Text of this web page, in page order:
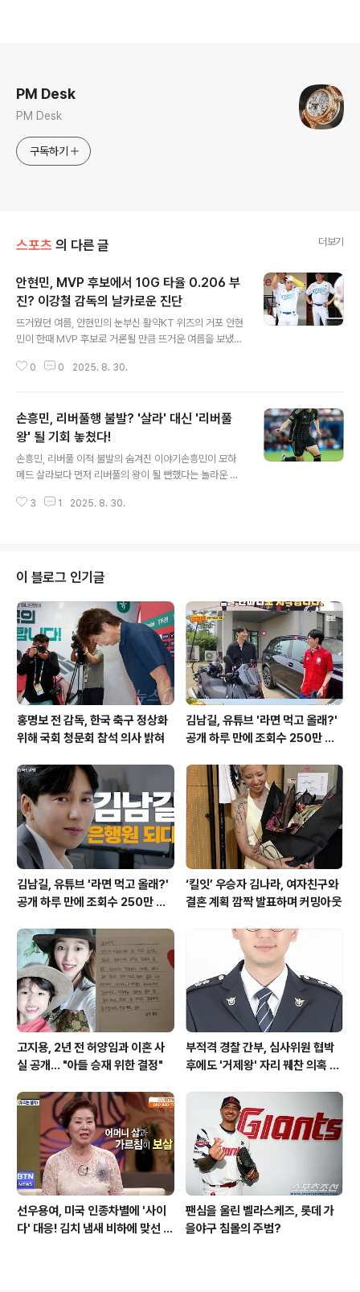
PM Desk
PM Desk
구독하기
스포츠 의 다른 글 더보기
안현민, MVP 후보에서 10G 타율 0.206 부
진? 이강철 감독의 날카로운 진단
뜨거웠던 여름, 안현민의 눈부신 활약KT 위즈의 거포 안현
민이 한때 MVP 후보로 거론될 만큼 뜨거운 여름을 보냈습
타점, 56득점, 58볼넷 등을 기록하며 팀 공격을 이끌었습
디 폰세 선수와 MVP 경쟁까지 펼쳤습니다. 돌연 찾아온
슬럼프, 10경기 타율 0.206하지만, 안현민에게도 슬럼프
는 찾아왔습니다. 최근 10경기 타율은 0.206에 그치며, 5
월부터 상승세를 보이던 월간 타율도 8월에 0.230으로 하
증하며, 팬들의 우려를 자아냈습니다. 이강철 ..
0 0 2025. 8. 30.
손흥민, 리버풀행 불발? '살라' 대신 '리버풀
왕' 될 기회 놓쳤다!
손흥민, 리버풀 이적 불발의 숨겨진 이야기손흥민이 모하
메드 살라보다 먼저 리버풀의 왕이 될 뻔했다는 놀라운 이
해 손흥민의 리버풀 이적 비하인드 스토리가 드러났습니
하기 전, 리버풀 이적을 눈앞에 두었으나, 당시 감독의 결정
으로 무산된 것으로 알려졌습니다. 로저스 감독의 반대로
무산된 손흥민의 리버풀행미국 매체 애슬론스포츠의 보도
에 따르면, 리버풀은 손흥민 영입을 매우 적극적으로 추진
했었습니다. 당시 리버풀의 리서치 디렉터였던 이언 그레
이엄은 '러닝 더 게임' 시리즈를 통해 손흥민..
3 1 2025. 8. 30.
이 블로그 인기글
홍명보 전 감독, 한국 축구 정상화
위해 국회 청문회 참석 의사 밝혀
김남길, 유튜브 '라면 먹고 올래?'
공개 하루 만에 조회수 250만 돌
김남길, 유튜브 '라면 먹고 올래?'
공개 하루 만에 조회수 250만 돌
‘킬잇’ 우승자 김나라, 여자친구와
결혼 계획 깜짝 발표하며 커밍아웃
고지용, 2년 전 허양임과 이혼 사
실 공개… "아들 승재 위한 결정"
부적격 경찰 간부, 심사위원 협박
후에도 '거제왕' 자리 꿰찬 의혹 진
선우용여, 미국 인종차별에 '사이
다' 대응! 김치 냄새 비하에 맞선 통
팬심을 울린 벨라스케즈, 롯데 가
을야구 침몰의 주범?